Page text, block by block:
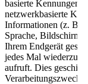
basierte Kennungen,
netzwerkbasierte
Informationen (z. B.
Sprache,
Ihrem Endgerät
jedes Mal
aufruft. Dies
Verarbeitungszwecke.